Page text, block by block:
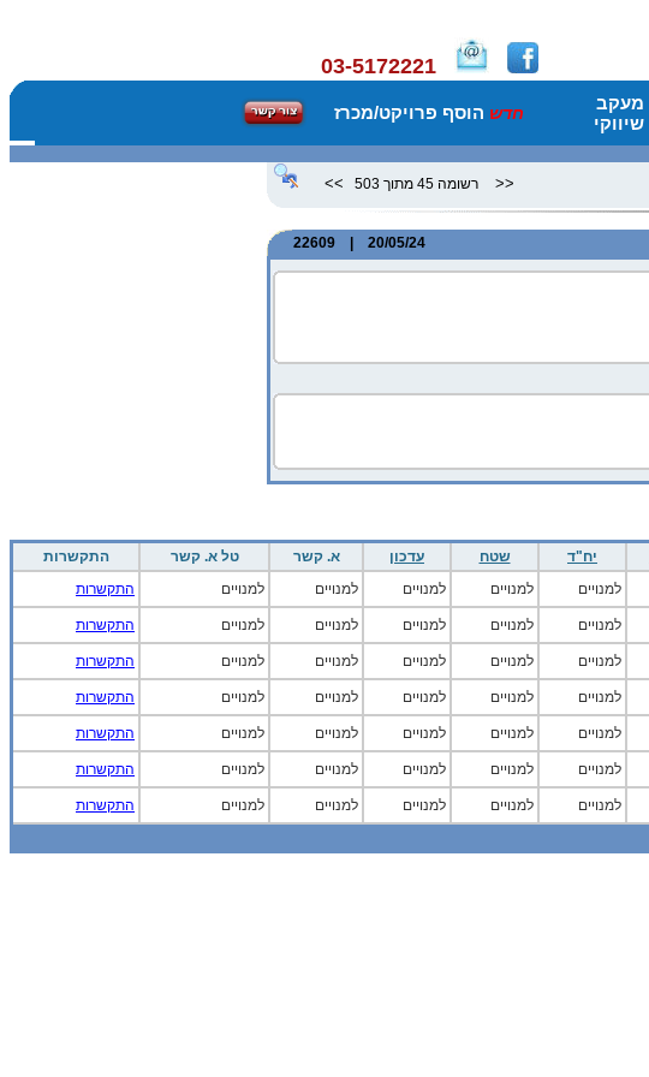
03-5172221
מעקב
שיווקי
חדש הוסף פרויקט/מכרז
<< רשומה 45 מתוך 503 >>
20/05/24 | 22609
יח"ד שטח עדכון א. קשר טל א. קשר
התקשרות
למנויים למנויים למנויים למנויים למנויים התקשרות
למנויים למנויים למנויים למנויים למנויים התקשרות
למנויים למנויים למנויים למנויים למנויים התקשרות
למנויים למנויים למנויים למנויים למנויים התקשרות
למנויים למנויים למנויים למנויים למנויים התקשרות
למנויים למנויים למנויים למנויים למנויים התקשרות
למנויים למנויים למנויים למנויים למנויים
התקשרות